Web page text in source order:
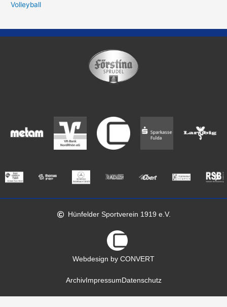
Volleyball
Hünfelder Sportverein 1919 e.V.
Webdesign by CONVERT
ArchivImpressum Datenschutz